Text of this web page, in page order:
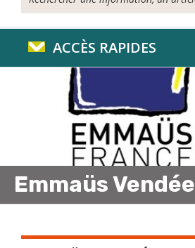
ACCÈS RAPIDES
Emmaüs Vendée